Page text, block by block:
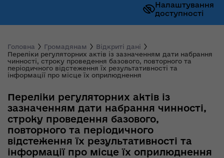
Налаштування
доступності
Головна Громадянам
Відкриті дані
Переліки регуляторних актів із зазначенням дати набрання
чинності, строку проведення базового, повторного та
періодичного відстеження їх результативності та
інформації про місце їх оприлюднення
Переліки регуляторних актів із
зазначенням дати набрання чинності,
строку проведення базового,
повторного та періодичного
відстеження їх результативності та
інформації про місце їх оприлюднення